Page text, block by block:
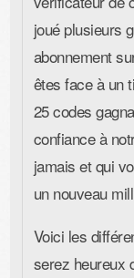
joué plusieurs
abonnement
êtes face à un
25 codes
confiance à
jamais et qui
un nouveau
Voici les
serez heureux